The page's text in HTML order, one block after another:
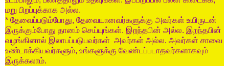
மறு பிறப்புக்காக அல்ல.
* தேவைப்படும்போது, தேவையானவர்களுக்கு அவர்கள் உயிருடன்
இருக்கும்போது தானம் செய்யுங்கள். இறந்தபின் அல்ல. இறந்தபின்
வழங்கினால் இலாபப்படுபவர்கள் அவர்கள் அல்ல. அவர்கள் சாவை
உண்டாக்கியவர்களும், உங்களுக்கு வேண்டப்படாதவர்களாகவும்
இருக்கலாம்.